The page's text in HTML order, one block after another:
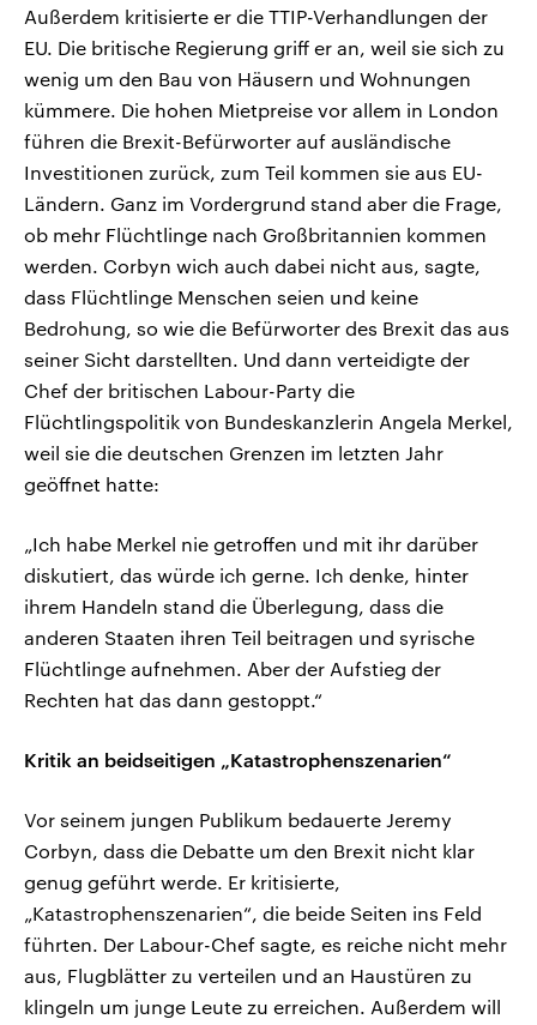
Außerdem kritisierte er die TTIP-Verhandlungen der
EU. Die britische Regierung griff er an, weil sie sich zu
wenig um den Bau von Häusern und Wohnungen
kümmere. Die hohen Mietpreise vor allem in London
führen die Brexit-Befürworter auf ausländische
Investitionen zurück, zum Teil kommen sie aus EU-
Ländern. Ganz im Vordergrund stand aber die Frage,
ob mehr Flüchtlinge nach Großbritannien kommen
werden. Corbyn wich auch dabei nicht aus, sagte,
dass Flüchtlinge Menschen seien und keine
Bedrohung, so wie die Befürworter des Brexit das aus
seiner Sicht darstellten. Und dann verteidigte der
Chef der britischen Labour-Party die
Flüchtlingspolitik von Bundeskanzlerin Angela Merkel,
weil sie die deutschen Grenzen im letzten Jahr
geöffnet hatte:
„Ich habe Merkel nie getroffen und mit ihr darüber
diskutiert, das würde ich gerne. Ich denke, hinter
ihrem Handeln stand die Überlegung, dass die
anderen Staaten ihren Teil beitragen und syrische
Flüchtlinge aufnehmen. Aber der Aufstieg der
Rechten hat das dann gestoppt.“
Kritik an beidseitigen „Katastrophenszenarien“
Vor seinem jungen Publikum bedauerte Jeremy
Corbyn, dass die Debatte um den Brexit nicht klar
genug geführt werde. Er kritisierte,
„Katastrophenszenarien“, die beide Seiten ins Feld
führten. Der Labour-Chef sagte, es reiche nicht mehr
aus, Flugblätter zu verteilen und an Haustüren zu
klingeln um junge Leute zu erreichen. Außerdem will